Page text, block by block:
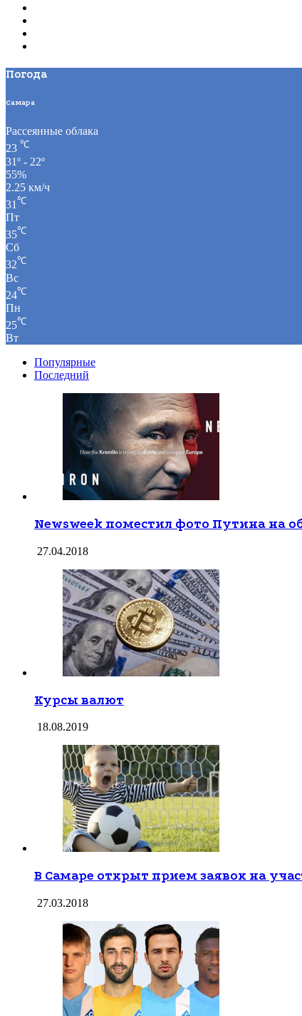
Погода
Самара
Рассеянные облака
23 ℃
31º - 22º
55%
2.25 км/ч
31 ℃
Пт
35℃
Сб
32℃
Вс
24℃
Пн
25℃
Вт
Популярные
Последний
Newsweek поместил фото Путина на
27.04.2018
Курсы валют
18.08.2019
В Самаре открыт прием заявок на
27.03.2018